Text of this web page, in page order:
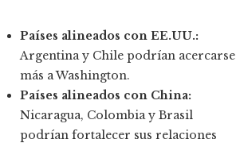
Países alineados con EE.UU.:
Argentina y Chile podrían acercarse
más a Washington.
Países alineados con China:
Nicaragua, Colombia y Brasil
podrían fortalecer sus relaciones